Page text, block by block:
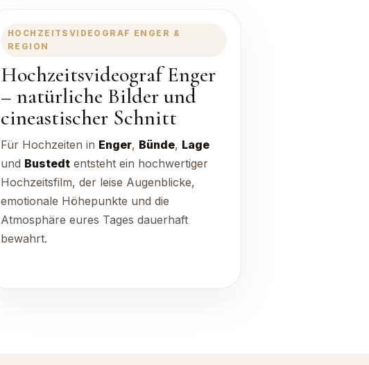
HOCHZEITSVIDEOGRAF ENGER &
REGION
Hochzeitsvideograf Enger
– natürliche Bilder und
cineastischer Schnitt
Für Hochzeiten in Enger, Bünde, Lage
und Bustedt entsteht ein hochwertiger
Hochzeitsfilm, der leise Augenblicke,
emotionale Höhepunkte und die
Atmosphäre eures Tages dauerhaft
bewahrt.